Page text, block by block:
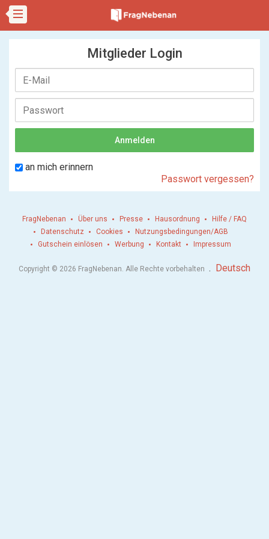
Mitglieder Login
an mich erinnern
Passwort vergessen?
FragNebenan Über uns Presse Hausordnung
Hilfe / FAQ
Datenschutz
Cookies
Nutzungsbedingungen/AGB
Gutschein einlösen
Werbung Kontakt Impressum
Copyright © 2026 FragNebenan. Alle Rechte vorbehalten . Deutsch